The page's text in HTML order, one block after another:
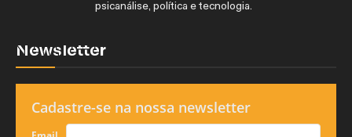
psicanálise, política e tecnologia.
Newsletter
Cadastre-se na nossa newsletter